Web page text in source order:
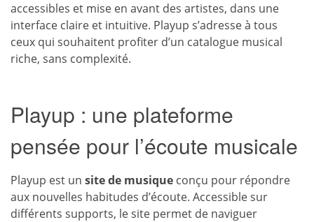
accessibles et mise en avant des artistes, dans une
interface claire et intuitive. Playup s’adresse à tous
ceux qui souhaitent profiter d’un catalogue musical
riche, sans complexité.
Playup : une plateforme
pensée pour l’écoute musicale
Playup est un site de musique conçu pour répondre
aux nouvelles habitudes d’écoute. Accessible sur
différents supports, le site permet de naviguer